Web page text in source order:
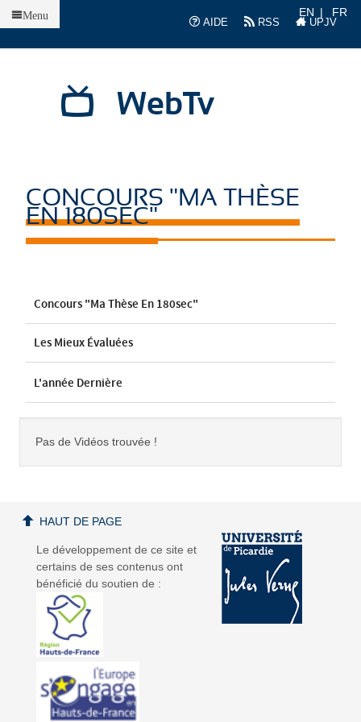
AIDE
RSS UPJV
EN FR
WebTv
Menu
CONCOURS "MA THÈSE
EN 180SEC"
Concours "Ma Thèse En 180sec"
Les Mieux Évaluées
L'année Dernière
Pas de Vidéos trouvée !
Le développement de ce site et
certains de ses contenus ont
bénéficié du soutien de :
HAUT DE PAGE